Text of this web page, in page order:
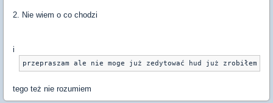
2. Nie wiem o co chodzi
i
tego też nie rozumiem